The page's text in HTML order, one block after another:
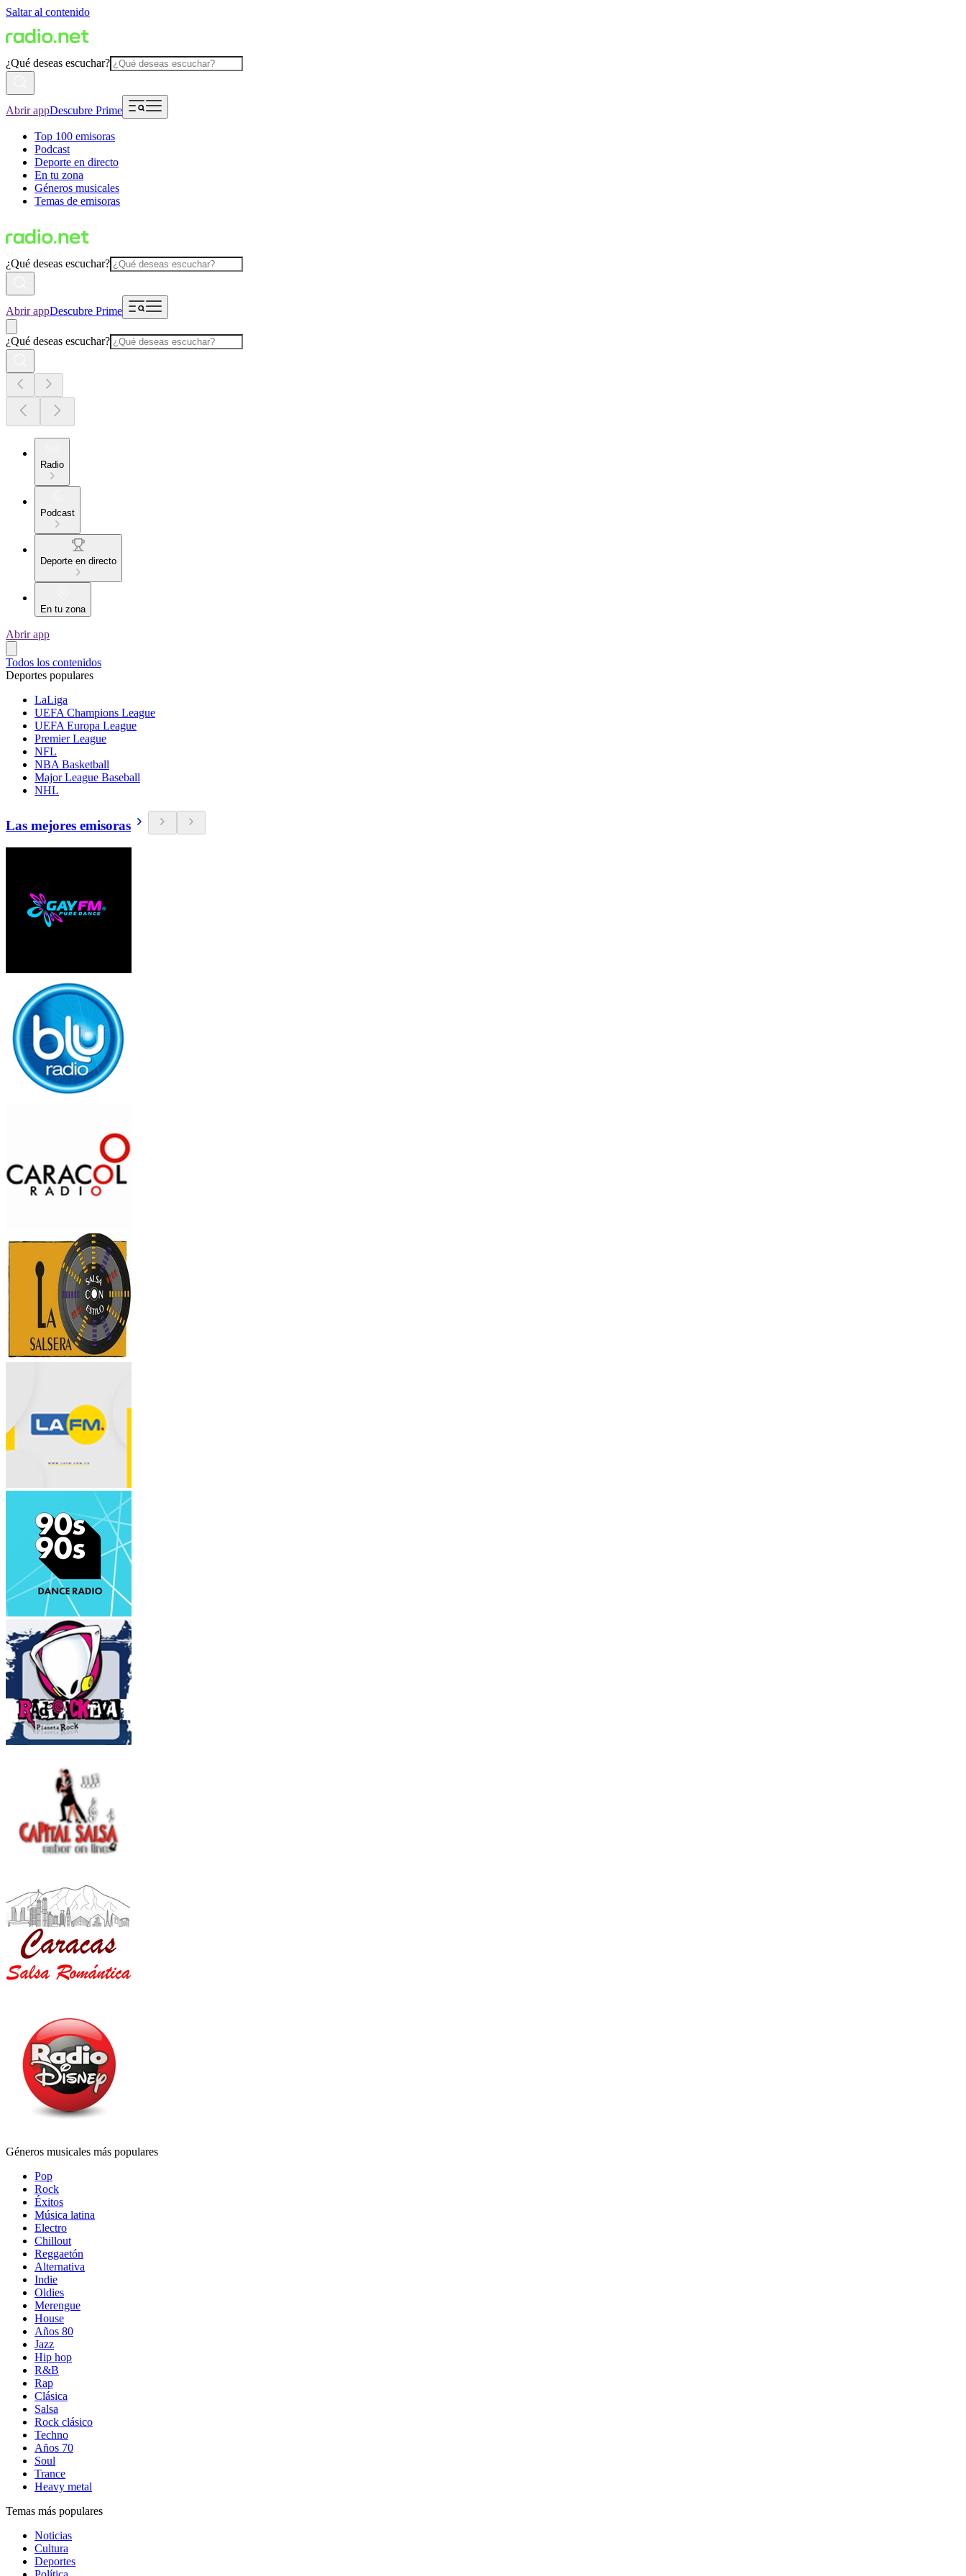
Saltar al contenido
¿Qué deseas escuchar?
Abrir appDescubre Prime
Top 100 emisoras
Podcast
Deporte en directo
En tu zona
Géneros musicales
Temas de emisoras
¿Qué deseas escuchar?
Abrir appDescubre Prime
¿Qué deseas escuchar?
Radio
Podcast
Deporte en directo
En tu zona
Abrir app
Todos los contenidos
Deportes populares
LaLiga
UEFA Champions League
UEFA Europa League
Premier League
NFL
NBA Basketball
Major League Baseball
NHL
Las mejores emisoras
Géneros musicales más populares
Pop
Rock
Éxitos
Música latina
Electro
Chillout
Reggaetón
Alternativa
Indie
Oldies
Merengue
House
Años 80
Jazz
Hip hop
R&B
Rap
Clásica
Salsa
Rock clásico
Techno
Años 70
Soul
Trance
Heavy metal
Temas más populares
Noticias
Cultura
Deportes